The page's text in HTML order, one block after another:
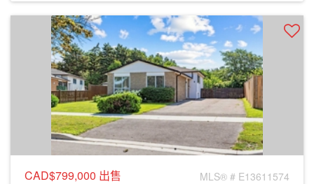
CAD$799,000 出售 MLS® # E13611574